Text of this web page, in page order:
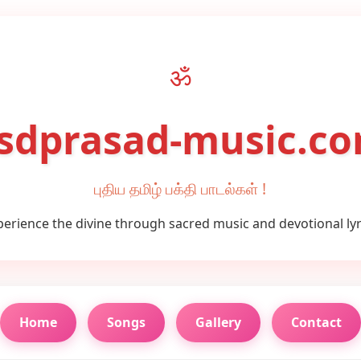
ॐ
புதிய தமிழ் பக்தி பாடல்கள் !
the divine through sacred music and devotional
Home Songs Gallery Contact